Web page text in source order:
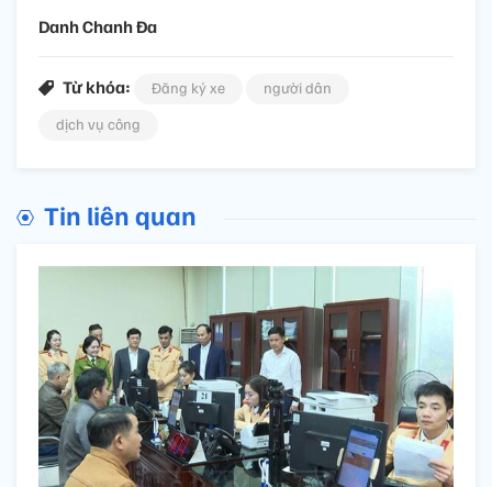
Danh Chanh Đa
Từ khóa: Đăng ký xe
người dân
dịch vụ công
Tin liên quan